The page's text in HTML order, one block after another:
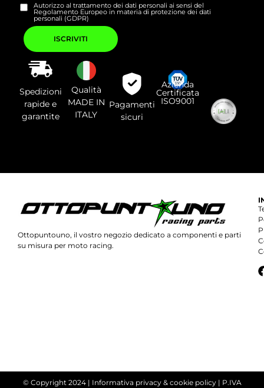
Autorizzo al trattamento dei dati personali ai sensi del
Regolamento Europeo in materia di protezione dei dati
personali (GDPR)
Si
prega
di
lasciare
vuoto
questo
campo.
Spedizioni
rapide e
garantite
Qualità
MADE IN
ITALY
Pagamenti
sicuri
Azienda
Certificata
ISO9001
Ottopuntouno, il vostro negozio dedicato a componenti e parti
su misura per moto racing.
© Copyright 2024 | Informativa privacy & cookie policy| P.IVA